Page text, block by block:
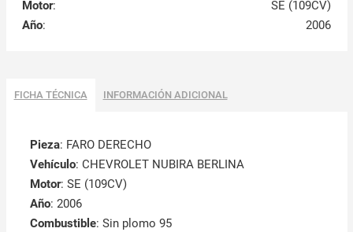
Motor:
SE (109CV)
Año: 2006
FICHA TÉCNICA INFORMACIÓN ADICIONAL
Pieza: FARO DERECHO
Vehículo: CHEVROLET NUBIRA BERLINA
Motor: SE (109CV)
Año: 2006
Combustible: Sin plomo 95